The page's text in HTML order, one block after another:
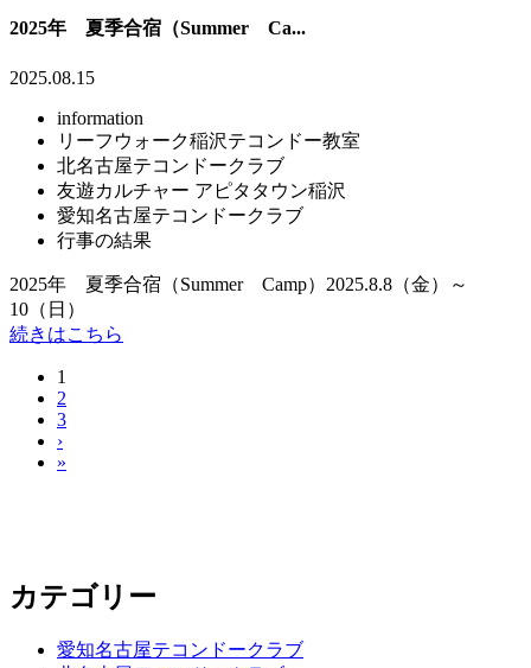
2025年 夏季合宿（Summer Ca...
2025.08.15
information
リーフウォーク稲沢テコンドー教室
北名古屋テコンドークラブ
友遊カルチャー アピタタウン稲沢
愛知名古屋テコンドークラブ
行事の結果
2025年 夏季合宿（Summer Camp）2025.8.8（金）～
10（日）
続きはこちら
1
2
3
›
»
カテゴリー
愛知名古屋テコンドークラブ